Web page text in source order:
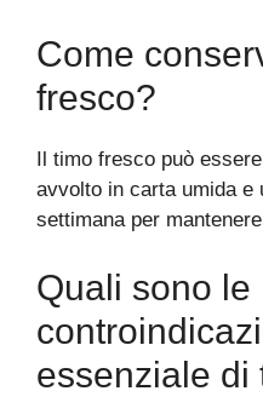
Come
fresco?
Il timo fresco può
avvolto in carta umida e
settimana per
Quali sono le
essenziale di